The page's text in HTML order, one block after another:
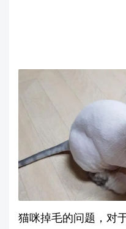
猫咪掉毛的问题，对